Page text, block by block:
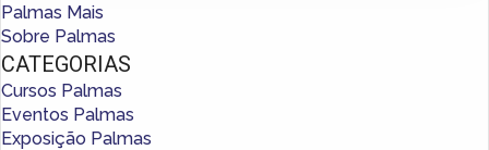
Palmas Mais
Sobre Palmas
CATEGORIAS
Cursos Palmas
Eventos Palmas
Exposição Palmas